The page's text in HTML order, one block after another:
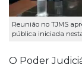
Reunião no TJMS
pública iniciada
O Poder